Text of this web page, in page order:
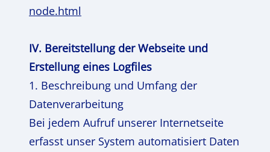
node.html
IV. Bereitstellung der Webseite und
Erstellung eines Logfiles
1. Beschreibung und Umfang der
Datenverarbeitung
Bei jedem Aufruf unserer Internetseite
erfasst unser System automatisiert Daten